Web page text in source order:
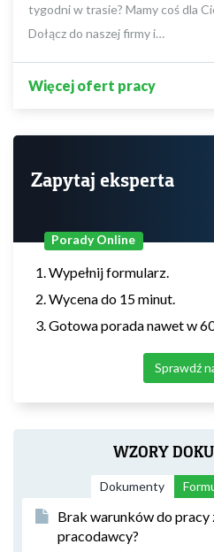
tygodni w trasie? Mamy coś dla
Dołącz do naszej firmy i…
Więcej ofert pracy
Zapytaj eksperta
Porady Online
Wypełnij formularz.
Wycena do 15 minut.
Gotowa porada nawet w
Sprawdź
WZORY
Dokumenty
Brak warunków do pracy
pracodawcy?